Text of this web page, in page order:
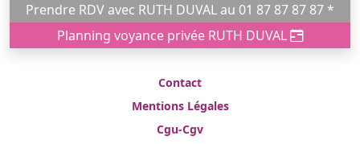
Prendre RDV avec RUTH DUVAL au 01 87 87 87 87 *
Planning voyance privée RUTH DUVAL
Contact
Mentions Légales
Cgu-Cgv